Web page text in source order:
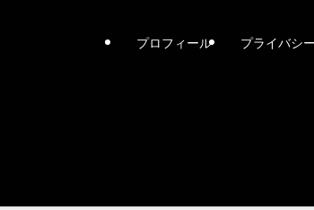
プロフィール プライバシ